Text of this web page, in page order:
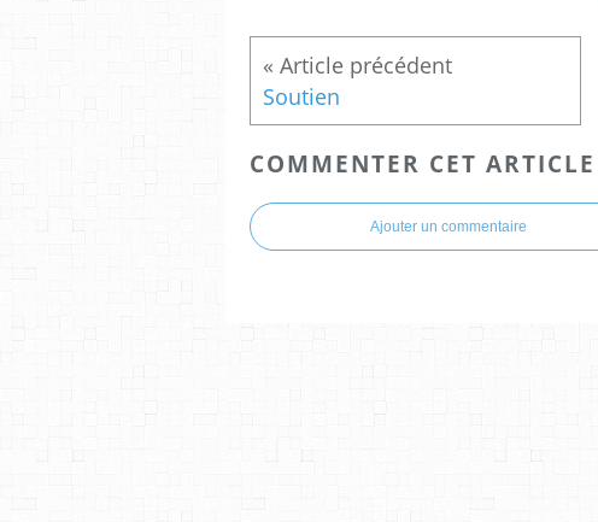
Soutien
COMMENTER CET ARTICLE
Ajouter un commentaire